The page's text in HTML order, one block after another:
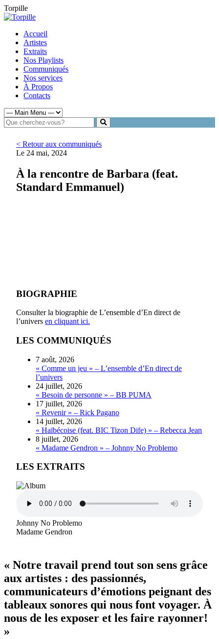
Torpille
Accueil
Artistes
Extraits
Nos Playlists
Communiqués
Nos services
À Propos
Contacts
< Retour aux communiqués
Le 24 mai, 2024
À la rencontre de Barbara (feat.
Standard Emmanuel)
BIOGRAPHIE
Consulter la biographie de L’ensemble d’En direct de
l’univers en cliquant ici.
LES COMMUNIQUÉS
7 août, 2026
« Comme un jeu » – L’ensemble d’En direct de
l’univers
24 juillet, 2026
« Besoin de personne » – BB PUMA
17 juillet, 2026
« Revenir » – Rick Pagano
14 juillet, 2026
« Haïbécoise (feat. BIC Tizon Dife) » – Rebecca Jean
8 juillet, 2026
« Madame Gendron » – Johnny No Problemo
LES EXTRAITS
Johnny No Problemo
Madame Gendron
« Notre travail prend tout son sens grâce
aux artistes : des passionnés,
communicateurs d’émotions peignant des
tableaux sonores qui nous font voyager. À
nous de les exposer et les faire rayonner!
»